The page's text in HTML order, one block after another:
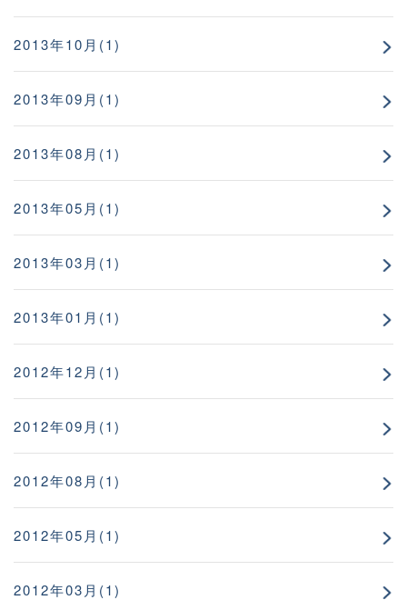
2013年10月(1)
2013年09月(1)
2013年08月(1)
2013年05月(1)
2013年03月(1)
2013年01月(1)
2012年12月(1)
2012年09月(1)
2012年08月(1)
2012年05月(1)
2012年03月(1)